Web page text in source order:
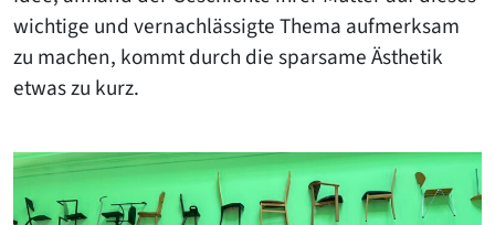
wichtige und vernachlässigte Thema aufmerksam
zu machen, kommt durch die sparsame Ästhetik
etwas zu kurz.